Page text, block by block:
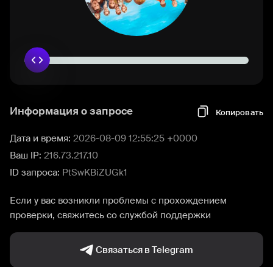
Информация о запросе Копировать
Дата и время: 2026-08-09 12:55:25 +0000
Ваш IP: 216.73.217.10
ID запроса: PtSwKBiZUGk1
Если у вас возникли проблемы с прохождением
проверки, свяжитесь со службой поддержки
Связаться в Telegram